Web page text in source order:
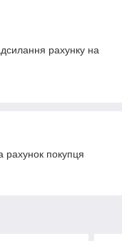
рахунку на
рахунок покупця